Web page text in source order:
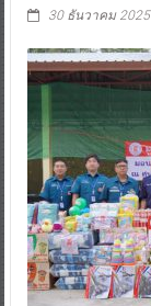
30 ธันวาคม 2025